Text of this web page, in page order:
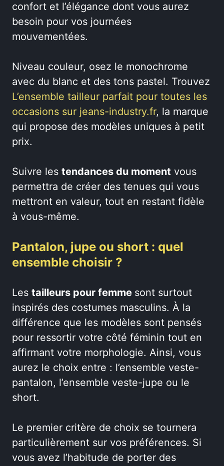
confort et l’élégance dont vous aurez
besoin pour vos journées
mouvementées.
Niveau couleur, osez le monochrome
avec du blanc et des tons pastel. Trouvez
L’ensemble tailleur parfait pour toutes les
occasions sur jeans-industry.fr, la marque
qui propose des modèles uniques à petit
prix.
Suivre les tendances du moment vous
permettra de créer des tenues qui vous
mettront en valeur, tout en restant fidèle
à vous-même.
Pantalon, jupe ou short : quel
ensemble choisir ?
Les tailleurs pour femme sont surtout
inspirés des costumes masculins. À la
différence que les modèles sont pensés
pour ressortir votre côté féminin tout en
affirmant votre morphologie. Ainsi, vous
aurez le choix entre : l’ensemble veste-
pantalon, l’ensemble veste-jupe ou le
short.
Le premier critère de choix se tournera
particulièrement sur vos préférences. Si
vous avez l’habitude de porter des